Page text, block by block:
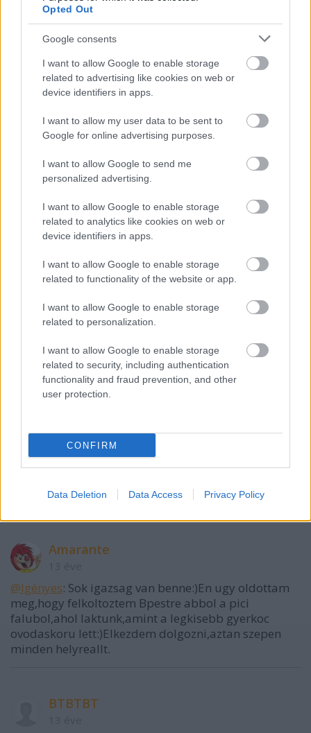
Opted Out
Google consents
I want to allow Google to enable storage
related to advertising like cookies on web or
device identifiers in apps.
I want to allow my user data to be sent to
Google for online advertising purposes.
I want to allow Google to send me
personalized advertising.
I want to allow Google to enable storage
related to analytics like cookies on web or
device identifiers in apps.
I want to allow Google to enable storage
related to functionality of the website or app.
I want to allow Google to enable storage
related to personalization.
I want to allow Google to enable storage
related to security, including authentication
functionality and fraud prevention, and other
user protection.
CONFIRM
Data Deletion Data Access Privacy Policy
Sok hegy, kis Svájc
A hozzászóláshoz be kell lépned!
VAGY
Igényes
13 éve
egész blog.hut, tegnap már beismerte.
Amarante
@Igényes: Sok igazsag van benne:)En ugy oldottam
meg,hogy felkoltoztem Bpestre abbol a pici
falubol,ahol laktunk,amint a legkisebb gyerkoc
ovodaskoru lett:)Elkezdem dolgozni,aztan szepen
minden helyreallt.
BTBTBT